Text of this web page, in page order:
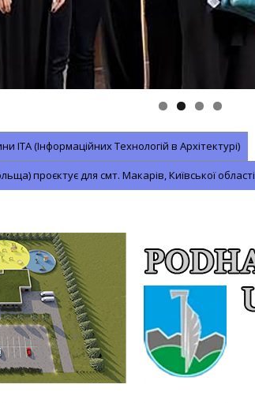
ІТА (Інформаційних Технологій в Архітектурі)
проєктує для смт. Макарів, Київської області